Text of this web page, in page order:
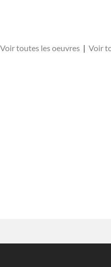
Voir toutes les oeuvres | Voir